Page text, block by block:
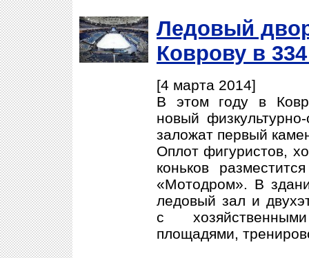
Ледовый
Коврову в
[4 марта 2014]
В этом году в
новый
заложат первый
Оплот фигуристов,
коньков
«Мотодром». В
ледовый зал и
с
площадями,